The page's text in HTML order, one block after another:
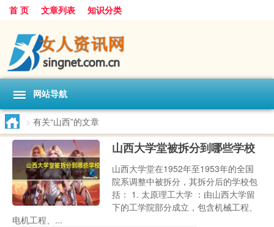
首 页 文章列表 知识分类
网站导航
> 有关“山西”的文章
山西大学堂被拆分到哪些学校
山西大学堂在1952年至1953年的全国
院系调整中被拆分，其拆分后的学校包
括： 1. 太原理工大学 ：由山西大学留
下的工学院部分成立，包含机械工程、
电机工程、...